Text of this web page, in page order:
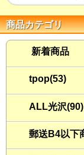
商品カテゴリ
新着商品
tpop(53)
ALL光沢(90)
郵送B4以下